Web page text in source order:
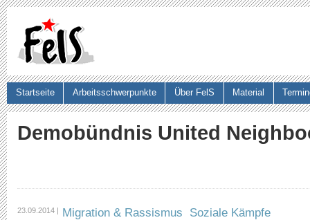
Demobündnis United
23.09.2014 | Migration & Rassismus Soziale Kämpfe
Startseite Arbeitsschwerpunkte Über FelS Material
Suchformular